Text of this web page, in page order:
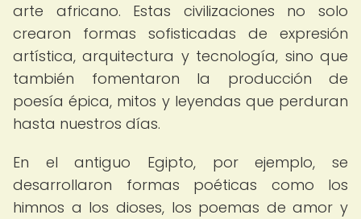
arte africano. Estas civilizaciones no solo
crearon formas sofisticadas de expresión
artística, arquitectura y tecnología, sino que
también fomentaron la producción de
poesía épica, mitos y leyendas que perduran
hasta nuestros días.
En el antiguo Egipto, por ejemplo, se
desarrollaron formas poéticas como los
himnos a los dioses, los poemas de amor y